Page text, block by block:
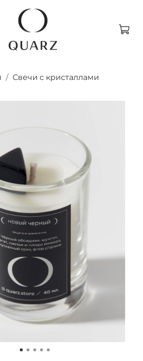
Свечи с кристаллами